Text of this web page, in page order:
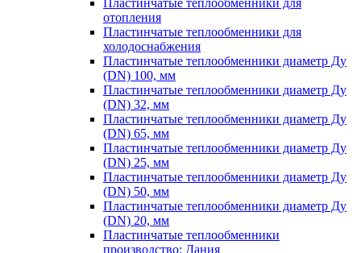
Пластинчатые теплообменники для
отопления
Пластинчатые теплообменники для
холодоснабжения
Пластинчатые теплообменники диаметр Ду
(DN) 100, мм
Пластинчатые теплообменники диаметр Ду
(DN) 32, мм
Пластинчатые теплообменники диаметр Ду
(DN) 65, мм
Пластинчатые теплообменники диаметр Ду
(DN) 25, мм
Пластинчатые теплообменники диаметр Ду
(DN) 50, мм
Пластинчатые теплообменники диаметр Ду
(DN) 20, мм
Пластинчатые теплообменники
производство: Дания